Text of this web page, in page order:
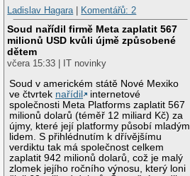
Ladislav Hagara| Komentářů: 2
Soud nařídil firmě Meta zaplatit 567
milionů USD kvůli újmě způsobené
dětem
včera 15:33 | IT novinky
Soud v americkém státě Nové Mexiko
ve čtvrtek nařídil
internetové
společnosti Meta Platforms zaplatit 567
milionů dolarů (téměř 12 miliard Kč) za
újmy, které její platformy působí mladým
lidem. S přihlédnutím k dřívějšímu
verdiktu tak má společnost celkem
zaplatit 942 milionů dolarů, což je malý
zlomek jejího ročního výnosu, který loni